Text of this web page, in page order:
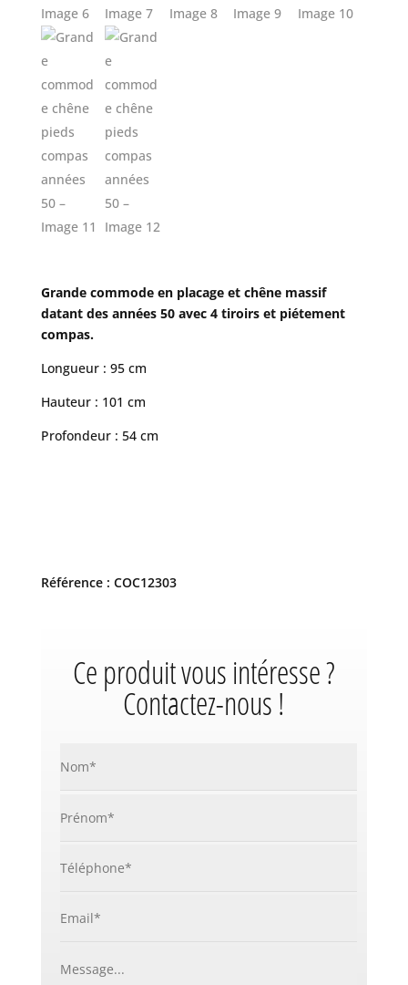
Grande commode en placage et chêne massif
datant des années 50 avec 4 tiroirs et piétement
compas.
Longueur : 95 cm
Hauteur : 101 cm
Profondeur : 54 cm
Référence : COC12303
Ce produit vous intéresse ?
Contactez-nous !